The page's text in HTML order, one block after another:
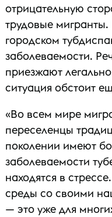
отрицательную
трудовые
городском
заболеваемости.
приезжают
ситуация обстоит
«Во всем мире
переселенцы
поколении имеют
заболеваемости
находятся в
среды со своими
— это уже для